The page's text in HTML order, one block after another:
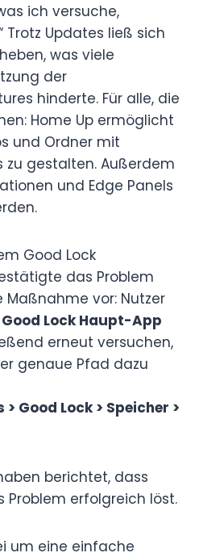
ich versuche,
Trotz Updates ließ sich
was viele
der
hinderte. Für alle, die
Home Up ermöglicht
und Ordner mit
zu gestalten. Außerdem
und Edge Panels
Good Lock
das Problem
vor: Nutzer
Lock Haupt-App
erneut versuchen,
genaue Pfad dazu
Good Lock > Speicher >
berichtet, dass
Problem erfolgreich löst.
um eine einfache